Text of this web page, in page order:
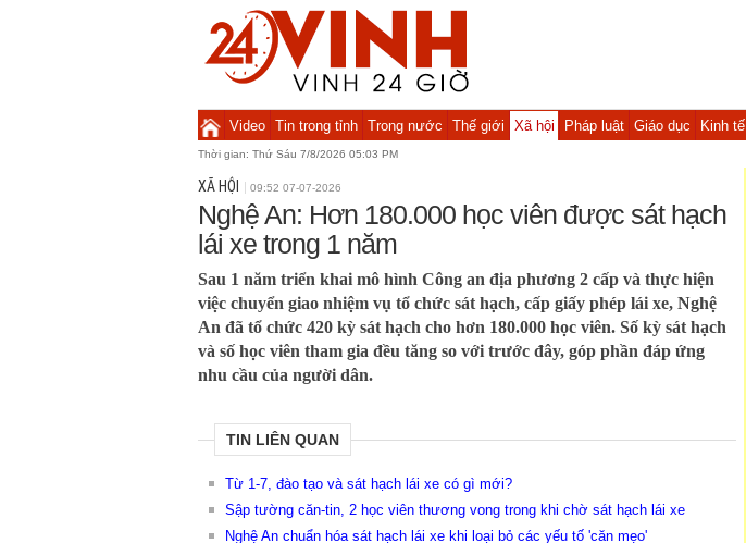
Video Tin trong tỉnh Trong nước Thế giới Xã hội Pháp luật Giáo dục Kinh tế
Thời gian: Thứ Sáu 7/8/2026 05:03 PM
XÃ HỘI 09:52 07-07-2026
Nghệ An: Hơn 180.000 học viên được sát hạch
lái xe trong 1 năm
Sau 1 năm triển khai mô hình Công an địa phương 2 cấp và thực hiện
việc chuyển giao nhiệm vụ tổ chức sát hạch, cấp giấy phép lái xe, Nghệ
An đã tổ chức 420 kỳ sát hạch cho hơn 180.000 học viên. Số kỳ sát hạch
và số học viên tham gia đều tăng so với trước đây, góp phần đáp ứng
nhu cầu của người dân.
TIN LIÊN QUAN
Từ 1-7, đào tạo và sát hạch lái xe có gì mới?
Sập tường căn-tin, 2 học viên thương vong trong khi chờ sát hạch lái xe
Nghệ An chuẩn hóa sát hạch lái xe khi loại bỏ các yếu tố 'căn mẹo'